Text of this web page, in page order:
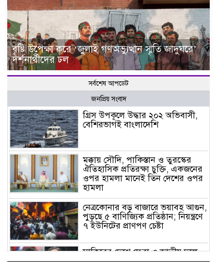
বৃষ্টি উপেক্ষা করে ‘জুলাই গণঅভ্যুত্থান স্মৃতি জাদুঘরে’
দর্শনার্থীদের ঢল
সর্বশেষ আপডেট
জনপ্রিয় সংবাদ
গ্রিস উপকূলে উদ্ধার ২০২ অভিবাসী,
বেশিরভাগই বাংলাদেশি
মক্কায় সৌদি, পাকিস্তান ও তুরস্কের
ঐতিহাসিক প্রতিরক্ষা চুক্তি, একজনের
ওপর হামলা মানেই তিন দেশের ওপর
হামলা
নেত্রকোনার বড় বাজারে ভয়াবহ আগুন,
পুড়ছে ৫ বাণিজ্যিক প্রতিষ্ঠান; নিয়ন্ত্রণে
৭ ইউনিটের প্রাণপণ চেষ্টা
সাকিবের দেশে ফেরা ও জাতীয় দলে